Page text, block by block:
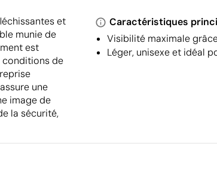
et
munie de
est
de
une
image de
la sécurité,
Caractéristiques
Visibilité maximale
Léger, unisexe et idéal